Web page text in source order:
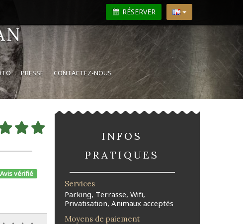
RÉSERVER
PRESSE CONTACTEZ-NOUS
vérifié
INFOS
PRATIQUES
Services
Parking, Terrasse, Wifi,
Privatisation, Animaux acceptés
Moyens de paiement